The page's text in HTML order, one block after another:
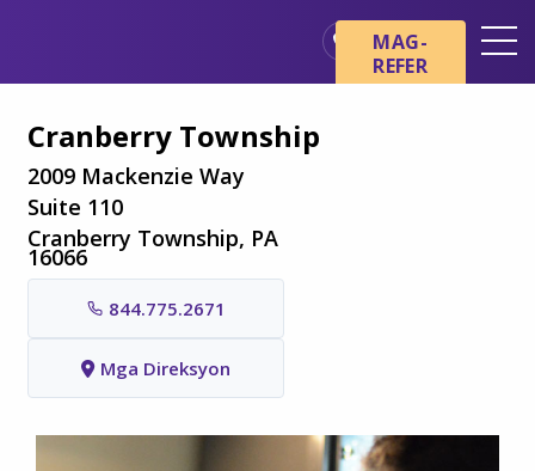
Mga Pangunahing Kaalaman
tungkol sa Hospice
Ang aming mga Serbisyo
Healthcare Professionals
Pamilya at Mga Tagapag-
MAG-
REFER
Cranberry Township
2009 Mackenzie Way
Suite 110
Cranberry Township, PA
16066
844.775.2671
Mga Direksyon